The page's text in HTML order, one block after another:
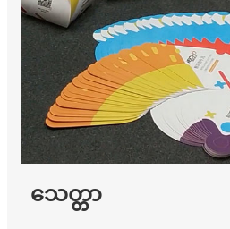
သေတ္တာ